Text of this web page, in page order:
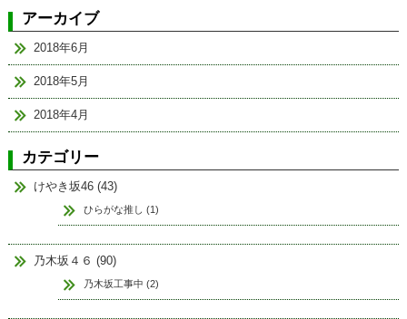
アーカイブ
2018年6月
2018年5月
2018年4月
カテゴリー
けやき坂46 (43)
ひらがな推し (1)
乃木坂４６ (90)
乃木坂工事中 (2)